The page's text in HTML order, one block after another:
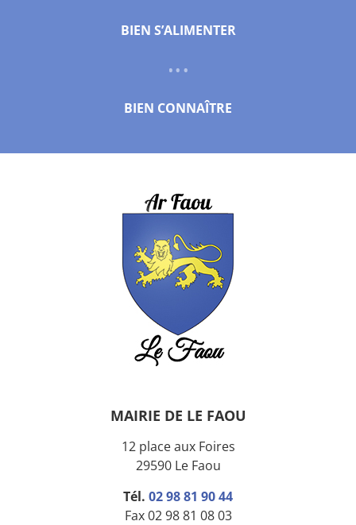
BIEN S’ALIMENTER
BIEN CONNAÎTRE
MAIRIE DE LE FAOU
12 place aux Foires
29590 Le Faou
Tél. 02 98 81 90 44
Fax 02 98 81 08 03